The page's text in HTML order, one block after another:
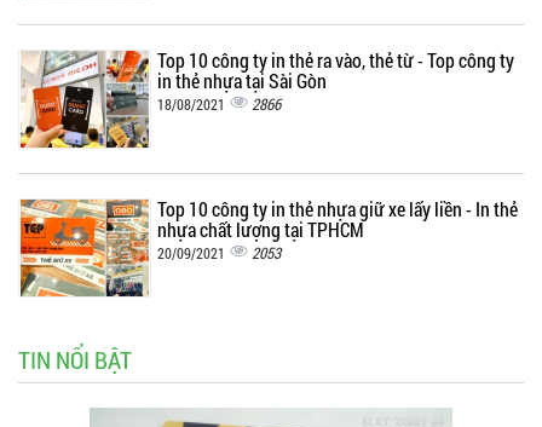
Top 10 công ty in thẻ ra vào, thẻ từ - Top công ty
in thẻ nhựa tại Sài Gòn
18/08/2021 2866
Top 10 công ty in thẻ nhựa giữ xe lấy liền - In thẻ
nhựa chất lượng tại TPHCM
20/09/2021 2053
TIN NỔI BẬT